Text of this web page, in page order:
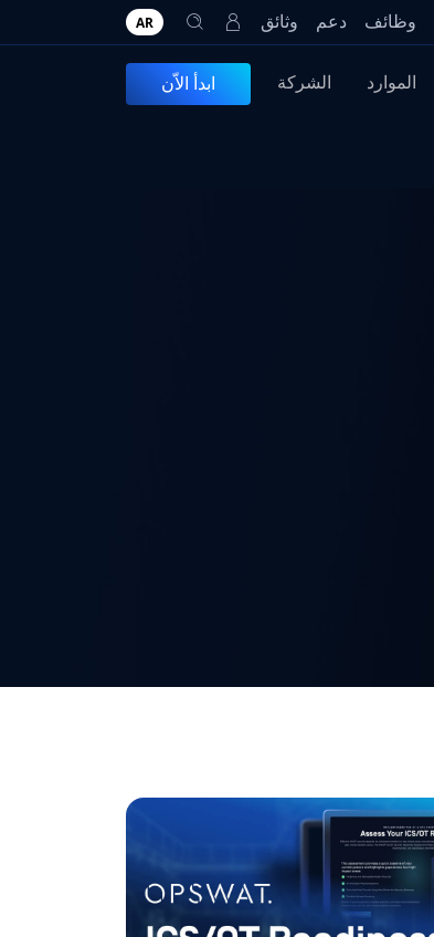
وظائف دعم وثائق AR
الموارد الشركة ابدأ الاّن